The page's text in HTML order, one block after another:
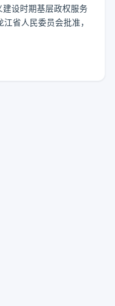
设时期基层政权服务
省人民委员会批准，